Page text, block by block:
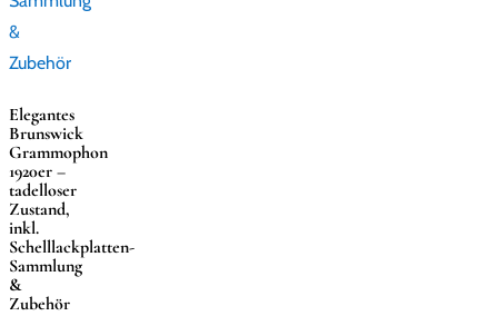
Elegantes
Brunswick
Grammophon
1920er –
tadelloser
Zustand,
inkl.
Schelllackplatten-
Sammlung
&
Zubehör